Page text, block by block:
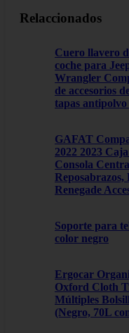
Relaccionados
Cuero llavero
coche para
Wrangler
de accesorios
tapas
GAFAT
2022 2023
Consola
Renegade
Soporte para
color negro
Ergocar
Oxford Cloth
Múltiples
(Negro, 70L